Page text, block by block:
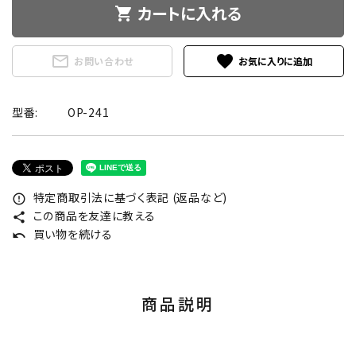
shopping_cart カートに入れる
mail_outline お問い合わせ favorite
型番: OP-241
error_outline 特定商取引法に基づく表記 (返品など)
share この商品を友達に教える
undo 買い物を続ける
商品説明